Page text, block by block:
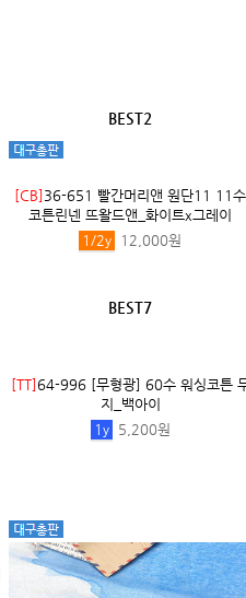
BEST2
[CB] 36-651 빨간머리앤 원단11 11수
코튼린넨 뜨왈드앤_화이트x그레이
1/2y 12,000원
BEST7